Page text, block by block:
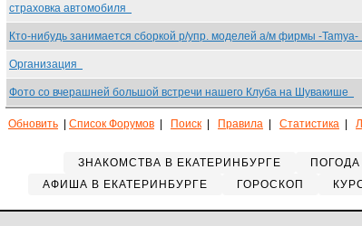
страховка автомобиля
Кто-нибудь занимается сборкой р/упр. моделей а/м фирмы -Tamya-
Организация
Фото со вчерашней большой встречи нашего Клуба на Шувакише
Обновить Список Форумов Поиск Правила Статистика
ЗНАКОМСТВА В ЕКАТЕРИНБУРГЕ
АФИША В ЕКАТЕРИНБУРГЕ
ГОРОСКОП